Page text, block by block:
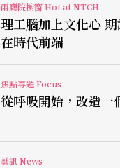
兩廳院櫥窗 Hot at NTCH
理工腦加上文化心 期許讓老店走
在時代前端
焦點專題 Focus
從呼吸開始，改造一
藝訊 News